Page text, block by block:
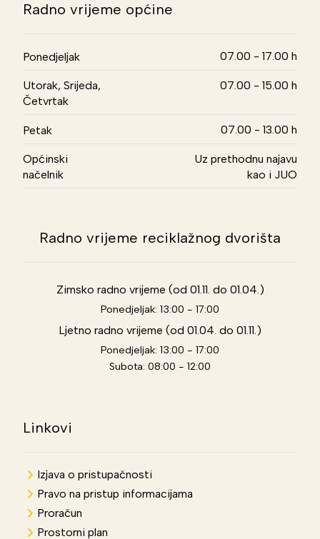
Radno vrijeme općine
Ponedjeljak 07.00 - 17.00 h
Utorak, Srijeda,
Četvrtak
07.00 - 15.00 h
Petak 07.00 - 13.00 h
Općinski
načelnik
Uz prethodnu najavu
kao i JUO
Radno vrijeme reciklažnog dvorišta
Zimsko radno vrijeme (od 01.11. do 01.04.)
Ponedjeljak: 13:00 - 17:00
Ljetno radno vrijeme (od 01.04. do 01.11.)
Ponedjeljak: 13:00 - 17:00
Subota: 08:00 - 12:00
Linkovi
Izjava o pristupačnosti
Pravo na pristup informacijama
Proračun
Prostorni plan